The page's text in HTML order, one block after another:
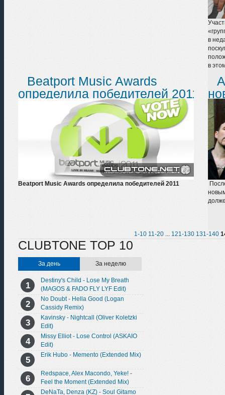
в
в
Beatport Music Awards
определила победителей 2011
Beatport Music Awards определила победителей 2011
1-10 11-20 ... 121-130 131-140
CLUBTONE TOP 10
За день За неделю
Destiny's Child - Lose My Breath
(MAGOS & FADO FLY LYF Edit)
No Doubt - Hella Good (Logan
Cassidy Remix)
Kavinsky - Nightcall (Oliver Koletzki
Edit)
Missy Elliot - Lose Control (ASKAIO
Edit)
Erik Hubo - Memento (Extended Mix)
Redspace, Alex Macondo, Yeke! -
Feel the Moment (Extended Mix)
DeNaTa, Denza (KZ) - Soul Gitamo